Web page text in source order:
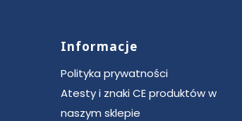
Informacje
Polityka prywatności
Atesty i znaki CE produktów w
naszym sklepie